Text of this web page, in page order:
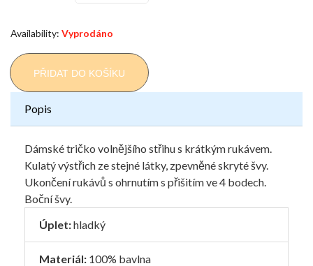
Availability: Vyprodáno
PŘIDAT DO KOŠÍKU
Popis
Dámské tričko volnějšího střihu s krátkým rukávem.
Kulatý výstřich ze stejné látky, zpevněné skryté švy.
Ukončení rukávů s ohrnutím s přišitím ve 4 bodech.
Boční švy.
Úplet:hladký
Materiál: 100% bavlna